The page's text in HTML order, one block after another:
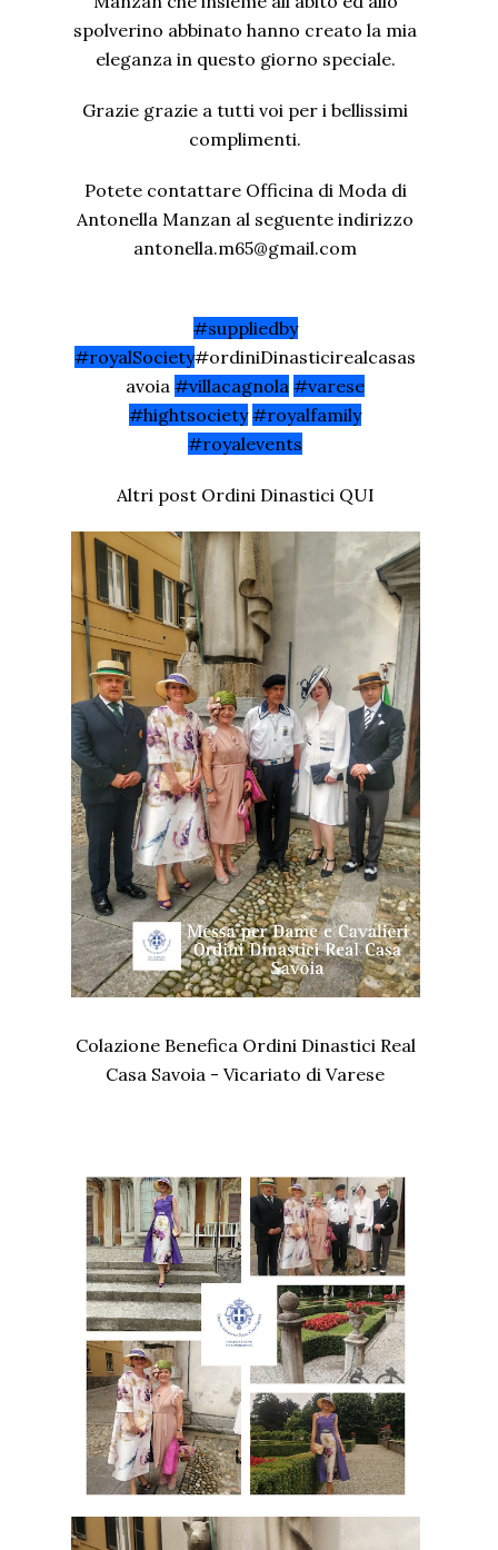
spolverino abbinato hanno creato la mia
eleganza in questo giorno speciale.
Grazie grazie a tutti voi per i bellissimi
complimenti.
Potete contattare Officina di Moda di
Antonella Manzan al seguente indirizzo
antonella.m65@gmail.com
#suppliedby
#royalSociety#ordiniDinasticirealcasas
avoia#villacagnola #varese
#hightsociety #royalfamily
#royalevents
Altri post Ordini Dinastici QUI
Colazione Benefica Ordini Dinastici Real
Casa Savoia - Vicariato di Varese